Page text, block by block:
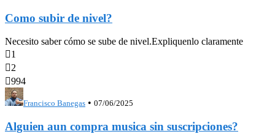
Como subir de nivel?
Necesito saber cómo se sube de nivel.Expliquenlo claramente
1
2
994
Francisco Banegas • 07/06/2025
Alguien aun compra musica sin suscripciones?